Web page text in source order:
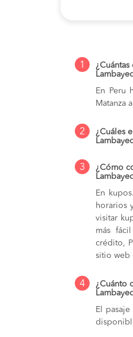
1
En Peru
Matanza
2
¿Cuáles
3
¿Cómo
En
horarios
visitar
más
crédito,
sitio web
4
¿Cuánto
El